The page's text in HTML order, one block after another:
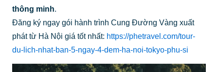
thông minh.
Đăng ký ngay gói hành trình Cung Đường Vàng xuất
phát từ Hà Nội giá tốt nhất: https://phetravel.com/tour-
du-lich-nhat-ban-5-ngay-4-dem-ha-noi-tokyo-phu-si